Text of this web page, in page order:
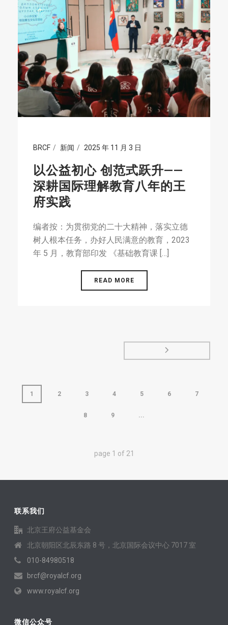
BRCF 新闻 2025 年 11 月 3 日
以公益初心 创范式跃升——
深耕国际理解教育八年的王
府实践
编者按：为贯彻党的二十大精神，落实立德
树人根本任务，办好人民满意的教育，2023
年 5 月，教育部印发 《基础教育课 […]
READ MORE
1 2 3 4 5 6 7
8 9 ...
page 1 of 21
联系我们
北京王府公益基金会
北京朝阳区北辰东路 8 号，北京国际会议中心 7017 室
010-84980518
brcf@royalcf.org
www.royalcf.org
微信公众号